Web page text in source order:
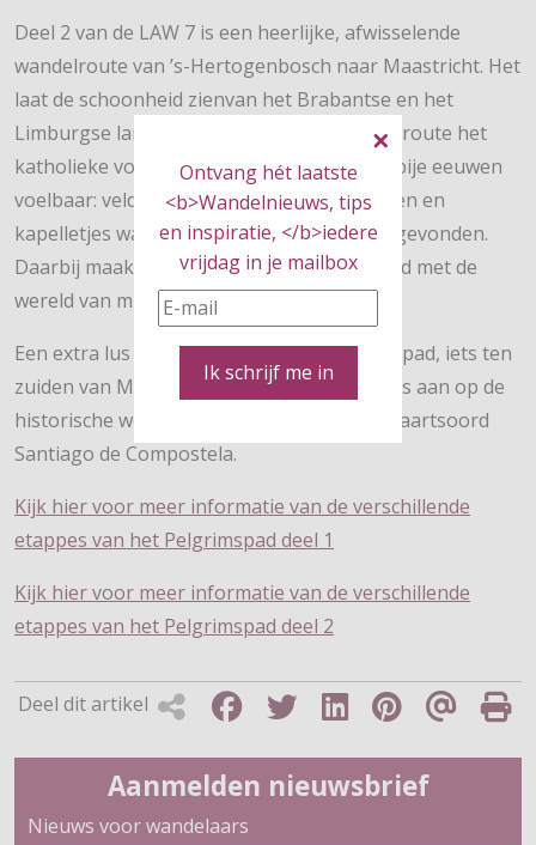
Ontvang hét laatste
<b>Wandelnieuws, tips
en inspiratie, </b>iedere
vrijdag in je mailbox
Ik schrijf me in
Deel 2 van de LAW 7 is een heerlijke, afwisselende
wandelroute van ’s-Hertogenbosch naar Maastricht. Het
laat de schoonheid zienvan het Brabantse en het
Limburgse landschap. Daarnaast maakt de route het
katholieke volksgeloof gedurende de voorbije eeuwen
voelbaar: veldkruisen op bijzondere plaatsen en
kapelletjes waar wonderen hebben plaats gevonden.
Daarbij maakt het Pelgrimspad je vertrouwd met de
wereld van middeleeuwse pelgrims.
Een extra lus aan het eind van het Pelgrimspad, iets ten
zuiden van Maastricht sluit bij Visé naadloos aan op de
historische wegen naar het Spaanse bedevaartsoord
Santiago de Compostela.
Kijk hier voor meer informatie van de verschillende
etappes van het Pelgrimspad deel 1
Kijk hier voor meer informatie van de verschillende
etappes van het Pelgrimspad deel 2
Deel dit artikel
Aanmelden nieuwsbrief
Nieuws voor wandelaars